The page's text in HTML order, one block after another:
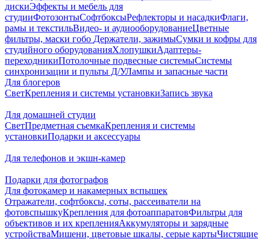
дискиЭффекты и мебель для
студииФотозонтыСофтбоксыРефлекторы и насадкиФлаги,
рамы и текстильВидео- и аудиооборудованиеЦветные
фильтры, маски гобо Держатели, зажимыСумки и кофры для
студийного оборудованияХлопушкиАдаптеры-
переходникиПотолочные подвесные системыСистемы
синхронизации и пульты Д/УЛампы и запасные части
Для блогеров
СветКрепления и системы установкиЗапись звука
Для домашней студии
СветПредметная съемкаКрепления и системы
установкиПодарки и аксессуары
Для телефонов и экшн-камер
Подарки для фотографов
Для фотокамер и накамерных вспышек
Отражатели, софтбоксы, соты, рассеиватели на
фотовспышкуКрепления для фотоаппаратовФильтры для
объективов и их крепленияАккумуляторы и зарядные
устройстваМишени, цветовые шкалы, серые картыЧистящие